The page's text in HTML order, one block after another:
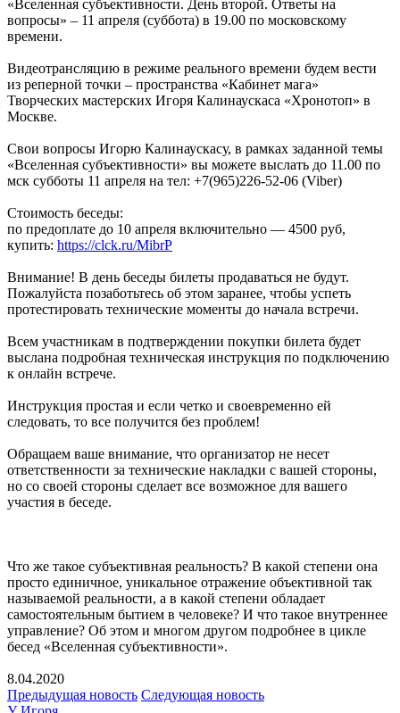
«Вселенная субъективности. День второй. Ответы на
вопросы» – 11 апреля (суббота) в 19.00 по московскому
времени.
Видеотрансляцию в режиме реального времени будем вести
из реперной точки – пространства «Кабинет мага»
Творческих мастерских Игоря Калинаускаса «Хронотоп» в
Москве.
Свои вопросы Игорю Калинаускасу, в рамках заданной темы
«Вселенная субъективности» вы можете выслать до 11.00 по
мск субботы 11 апреля на тел: +7(965)226-52-06 (Viber)
Стоимость беседы:
по предоплате до 10 апреля включительно — 4500 руб,
купить: https://clck.ru/MibrP
Внимание! В день беседы билеты продаваться не будут.
Пожалуйста позаботьтесь об этом заранее, чтобы успеть
протестировать технические моменты до начала встречи.
Всем участникам в подтверждении покупки билета будет
выслана подробная техническая инструкция по подключению
к онлайн встрече.
Инструкция простая и если четко и своевременно ей
следовать, то все получится без проблем!
Обращаем ваше внимание, что организатор не несет
ответственности за технические накладки с вашей стороны,
но со своей стороны сделает все возможное для вашего
участия в беседе.
Что же такое субъективная реальность? В какой степени она
просто единичное, уникальное отражение объективной так
называемой реальности, а в какой степени обладает
самостоятельным бытием в человеке? И что такое внутреннее
управление? Об этом и многом другом подробнее в цикле
бесед «Вселенная субъективности».
8.04.2020
Предыдущая новость Следующая новость